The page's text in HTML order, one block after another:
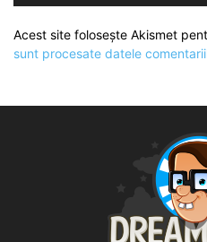
Acest site folosește Akismet
sunt procesate datele